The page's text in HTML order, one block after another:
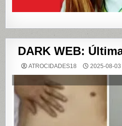
DARK WEB:
ATROCIDADES18 2025-08-03